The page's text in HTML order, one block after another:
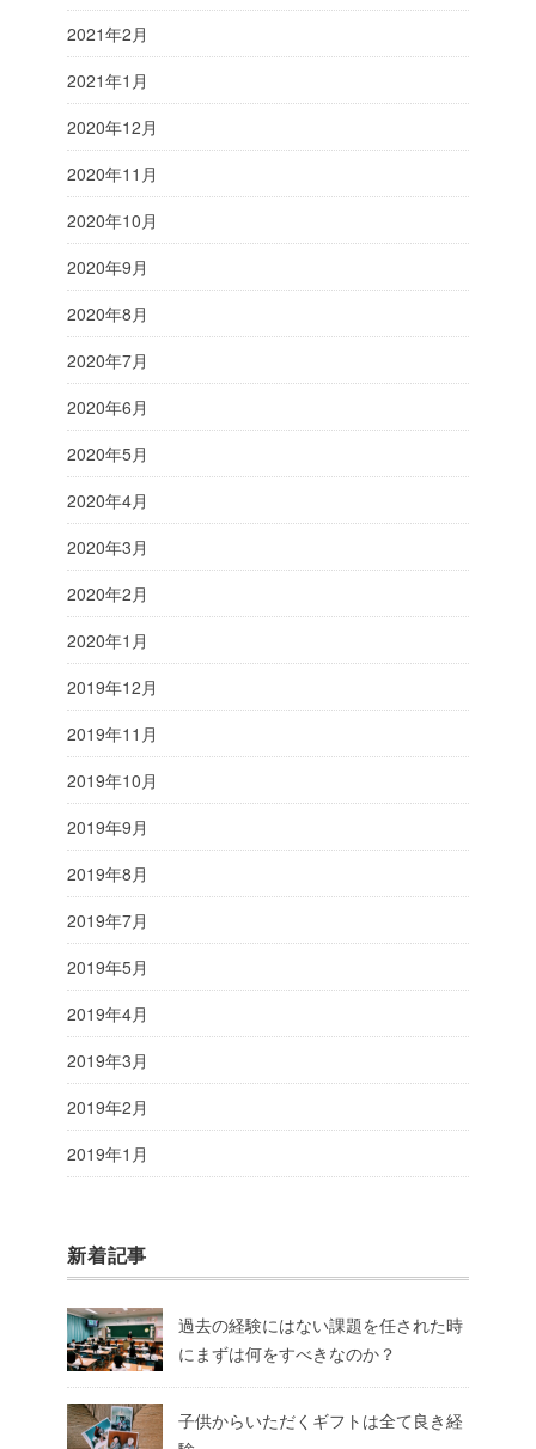
2021年2月
2021年1月
2020年12月
2020年11月
2020年10月
2020年9月
2020年8月
2020年7月
2020年6月
2020年5月
2020年4月
2020年3月
2020年2月
2020年1月
2019年12月
2019年11月
2019年10月
2019年9月
2019年8月
2019年7月
2019年5月
2019年4月
2019年3月
2019年2月
2019年1月
新着記事
過去の経験にはない課題を任された時
にまずは何をすべきなのか？
子供からいただくギフトは全て良き経